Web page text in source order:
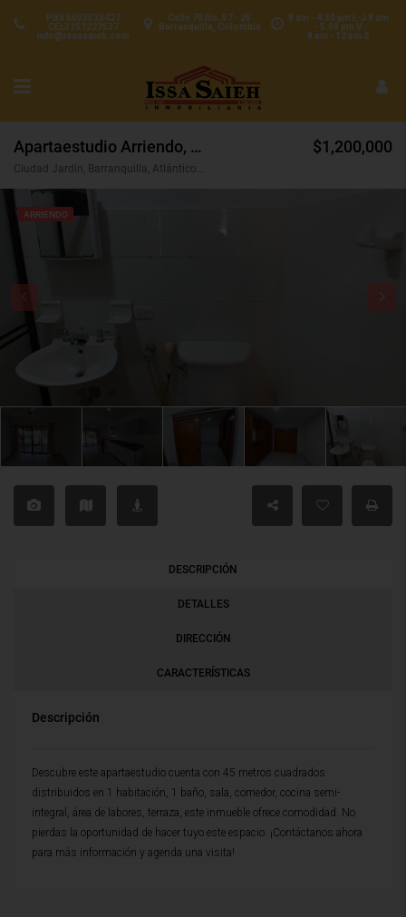
8 am - 4:30 pm L-J 8 am
- 5:00 pm V
8 am - 12 pm S
Calle 70 No. 57 - 25
Barranquilla, Colombia
PBX 6053533427
CEL3157227537
info@issasaieh.com
Apartaestudio Arriendo, Ciudad Jardín, Barranquilla (31048)
Ciudad Jardín, Barranquilla, Atlántico, Colombia
$1,200,000
ARRIENDO
DESCRIPCIÓN
DETALLES
DIRECCIÓN
CARACTERÍSTICAS
Descripción
Descubre este apartaestudio cuenta con 45 metros cuadrados
distribuidos en 1 habitación, 1 baño, sala, comedor, cocina semi-
integral, área de labores, terraza, este inmueble ofrece comodidad. No
pierdas la oportunidad de hacer tuyo este espacio. ¡Contáctanos ahora
para más información y agenda una visita!